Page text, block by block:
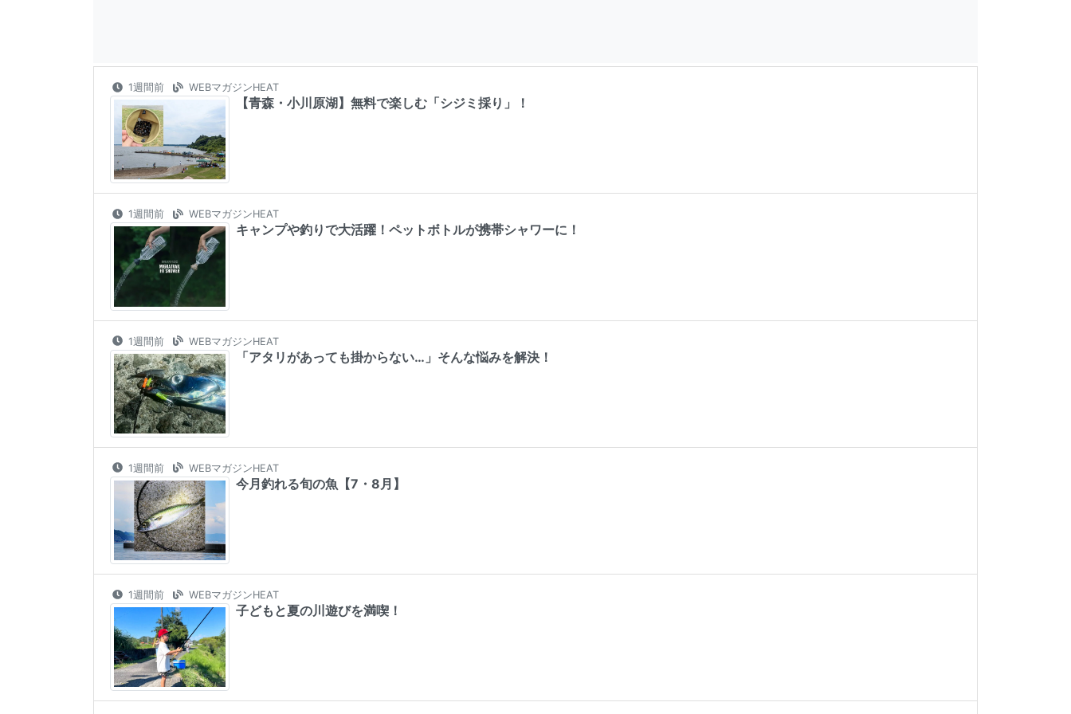
1週間前 WEBマガジンHEAT
【青森・小川原湖】無料で楽しむ「シジミ採り」！
1週間前 WEBマガジンHEAT
キャンプや釣りで大活躍！ペットボトルが携帯シャワーに！
1週間前 WEBマガジンHEAT
「アタリがあっても掛からない…」そんな悩みを解決！
1週間前 WEBマガジンHEAT
今月釣れる旬の魚【7・8月】
1週間前 WEBマガジンHEAT
子どもと夏の川遊びを満喫！